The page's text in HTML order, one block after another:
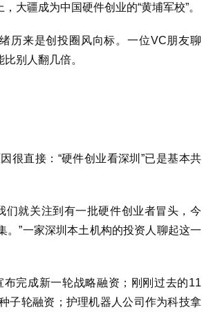
大疆成为中国硬件创业的“黄埔军校”。
历来是创投圈风向标。一位VC朋友聊
别人翻几倍。
很直接：“硬件创业看深圳”已是基本共
们就关注到有一批硬件创业者冒头，今
。”一家深圳本土机构的投资人聊起这一
完成新一轮战略融资；刚刚过去的11
子轮融资；护理机器人公司作为科技拿